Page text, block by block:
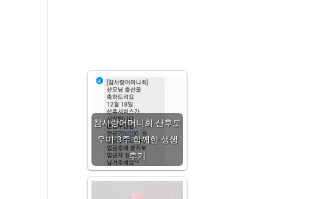
참사랑어머니회 산후도
우미 3주 함께한 생생
후기